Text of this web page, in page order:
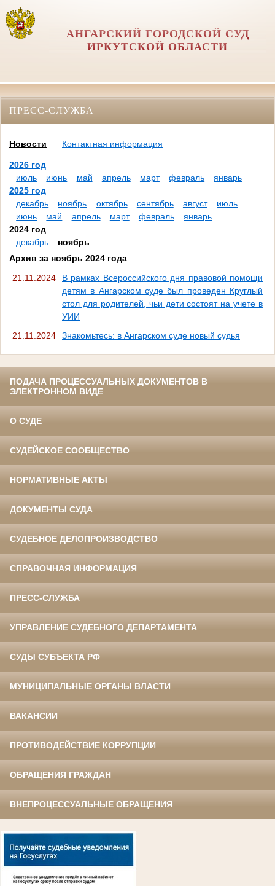
АНГАРСКИЙ ГОРОДСКОЙ СУД
ИРКУТСКОЙ ОБЛАСТИ
ПРЕСС-СЛУЖБА
Новости Контактная информация
2026 год
июль
июнь май апрель март февраль
январь
2025 год
декабрь
ноябрь октябрь сентябрь август
июль
июнь
май апрель март февраль
январь
2024 год
декабрь
ноябрь
Архив за ноябрь 2024 года
21.11.2024
В рамках Всероссийского дня правовой помощи
детям в Ангарском суде был проведен Круглый
стол для родителей, чьи дети состоят на учете в
УИИ
21.11.2024
Знакомьтесь: в Ангарском суде новый судья
ПОДАЧА ПРОЦЕССУАЛЬНЫХ ДОКУМЕНТОВ В
ЭЛЕКТРОННОМ ВИДЕ
О СУДЕ
СУДЕЙСКОЕ СООБЩЕСТВО
НОРМАТИВНЫЕ АКТЫ
ДОКУМЕНТЫ СУДА
СУДЕБНОЕ ДЕЛОПРОИЗВОДСТВО
СПРАВОЧНАЯ ИНФОРМАЦИЯ
ПРЕСС-СЛУЖБА
УПРАВЛЕНИЕ СУДЕБНОГО ДЕПАРТАМЕНТА
СУДЫ СУБЪЕКТА РФ
МУНИЦИПАЛЬНЫЕ ОРГАНЫ ВЛАСТИ
ВАКАНСИИ
ПРОТИВОДЕЙСТВИЕ КОРРУПЦИИ
ОБРАЩЕНИЯ ГРАЖДАН
ВНЕПРОЦЕССУАЛЬНЫЕ ОБРАЩЕНИЯ